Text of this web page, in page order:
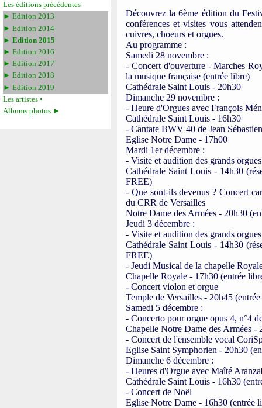
Les éditions précédentes
► Edition 2013
► Edition 2014
► Edition 2015
► Edition 2016
► Edition 2017
► Edition 2018
► Edition 2019
Les artistes •
Albums photos ►
Découvrez la 6ème édition du
conférences et visites vous
cuivres, choeurs et orgues.
Au programme :
Samedi 28 novembre :
- Concert d'ouverture - Marches
la musique française (entrée libre)
Cathédrale Saint Louis - 20h30
Dimanche 29 novembre :
- Heure d'Orgues avec François
Cathédrale Saint Louis - 16h30
- Cantate BWV 40 de Jean
Eglise Notre Dame - 17h00
Mardi 1er décembre :
- Visite et audition des grands
Cathédrale Saint Louis - 14h30
FREE)
- Que sont-ils devenus ? Concert
du CRR de Versailles
Notre Dame des Armées - 20h30
Jeudi 3 décembre :
- Visite et audition des grands
Cathédrale Saint Louis - 14h30
FREE)
- Jeudi Musical de la chapelle
Chapelle Royale - 17h30 (entrée
- Concert violon et orgue
Temple de Versailles - 20h45
Samedi 5 décembre :
- Concerto pour orgue opus 4, n°4
Chapelle Notre Dame des Armées -
- Concert de l'ensemble vocal
Eglise Saint Symphorien - 20h30
Dimanche 6 décembre :
- Heures d'Orgue avec Maîté
Cathédrale Saint Louis - 16h30
- Concert de Noël
Eglise Notre Dame - 16h30 (entrée